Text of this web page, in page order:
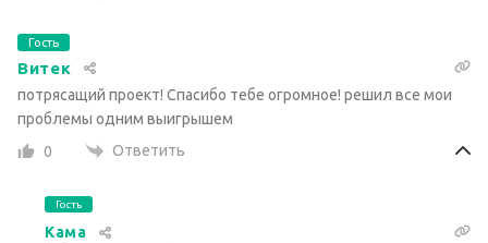
Гость
Витек
потрясащий проект! Спасибо тебе огромное! решил все мои
проблемы одним выигрышем
0
Ответить
Гость
Кама